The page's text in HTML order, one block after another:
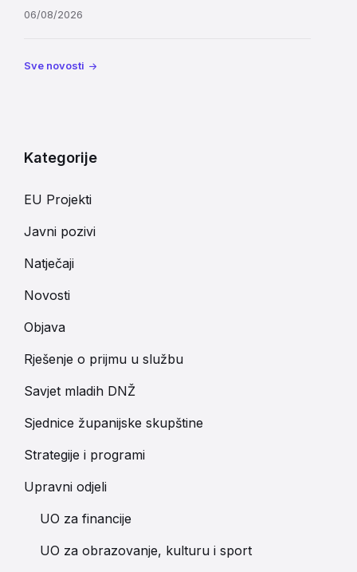
06/08/2026
Sve novosti
Kategorije
EU Projekti
Javni pozivi
Natječaji
Novosti
Objava
Rješenje o prijmu u službu
Savjet mladih DNŽ
Sjednice županijske skupštine
Strategije i programi
Upravni odjeli
UO za financije
UO za obrazovanje, kulturu i sport